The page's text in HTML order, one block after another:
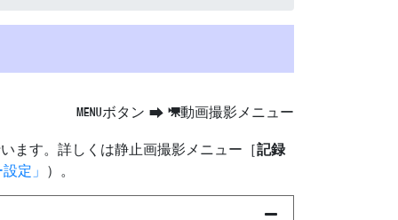
Gボタン U 1動画撮影メニュー
ます。詳しくは静止画撮影メニュー［記録
定
）。